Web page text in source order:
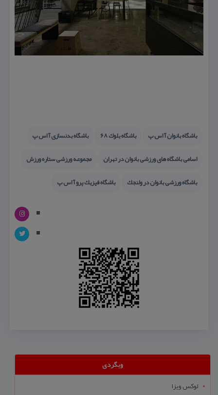
باشگاه بانوان آ اس پ باشگاه بلوك ۶۸
باشگاه بدنسازی آ اس پ
اسامی باشگاه های ورزشی بانوان در تهران
مجموعه ورزشی ستاره ورزش
باشگاه ورزشی بانوان در ولنجك
باشگاه فیزیك پرو آ اس پ
وبگردی
لوکس ویزا